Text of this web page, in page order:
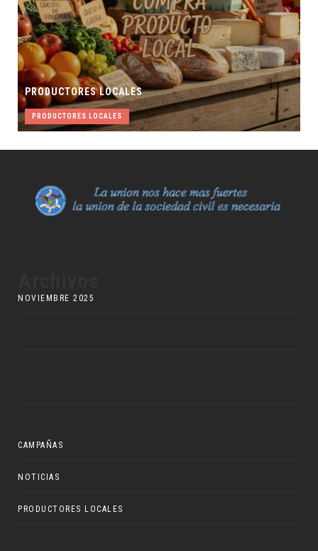
PRODUCTORES LOCALES
PRODUCTORES LOCALES
NOVIEMBRE 2025
CAMPAÑAS
NOTICIAS
PRODUCTORES LOCALES